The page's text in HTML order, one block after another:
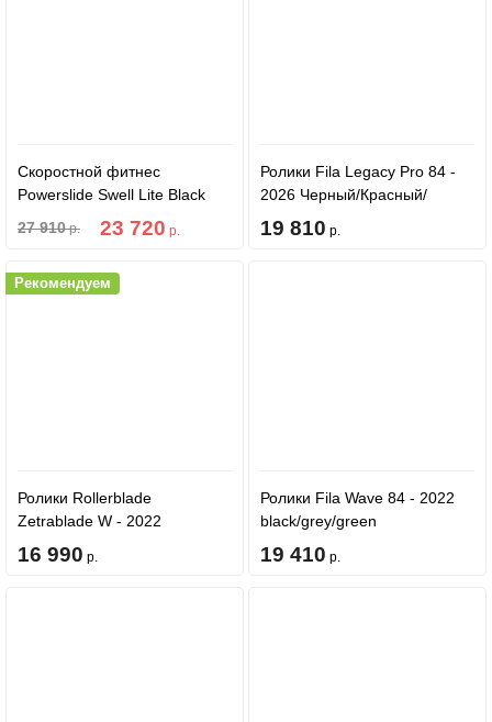
Скоростной фитнес
Powerslide Swell Lite Black
27 910р. 23 720 р.
Ролики Fila Legacy Pro 84 -
2026 Черный/Красный/
Серый
19 810 р.
Ролики Rollerblade
Zetrablade W - 2022
Black/Light Blue
16 990 р.
Рекомендуем
Ролики Fila Wave 84 - 2022
black/grey/green
19 410 р.